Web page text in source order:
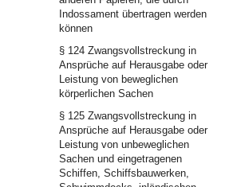
Indossament übertragen werden
können
§ 124 Zwangsvollstreckung in
Ansprüche auf Herausgabe oder
Leistung von beweglichen
körperlichen Sachen
§ 125 Zwangsvollstreckung in
Ansprüche auf Herausgabe oder
Leistung von unbeweglichen
Sachen und eingetragenen
Schiffen, Schiffsbauwerken,